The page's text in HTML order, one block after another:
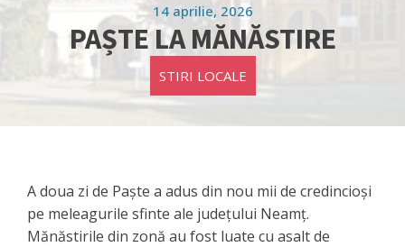
14 aprilie, 2026
PAȘTE LA MĂNĂSTIRE
STIRI LOCALE
A doua zi de Paște a adus din nou mii de credincioși
pe meleagurile sfinte ale județului Neamț.
Mănăstirile din zonă au fost luate cu asalt de